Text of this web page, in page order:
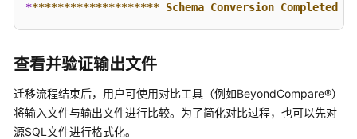
权
限
********************* Schema Conversion Completed **
查看并验证输出文件
迁移流程结束后，用户可使用对比工具（例如BeyondCompare®）
将输入文件与输出文件进行比较。为了简化对比过程，也可以先对
源SQL文件进行格式化。